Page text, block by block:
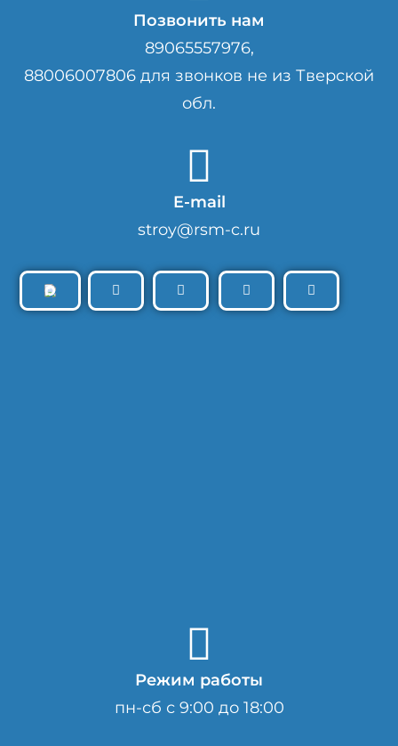
Позвонить нам
89065557976,
88006007806 для звонков не из Тверской
обл.
E-mail
stroy@rsm-c.ru
Режим работы
пн-сб с 9:00 до 18:00